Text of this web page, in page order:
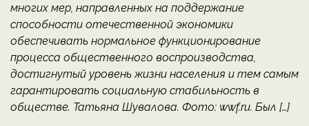
многих мер, направленных на поддержание
способности отечественной экономики
обеспечивать нормальное функционирование
процесса общественного воспроизводства,
достигнутый уровень жизни населения и тем самым
гарантировать социальную стабильность в
обществе. Татьяна Шувалова. Фото: wwf.ru. Был […]